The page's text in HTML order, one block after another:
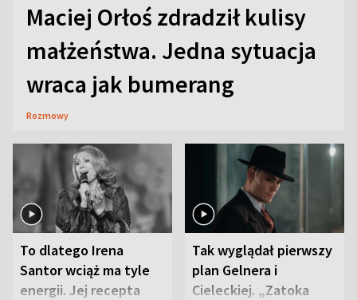
Maciej Orłoś zdradził kulisy
małżeństwa. Jedna sytuacja
wraca jak bumerang
Rozmowy
To dlatego Irena
Santor wciąż ma tyle
energii. Jej recepta
Tak wyglądał pierwszy
plan Gelnera i
Cieleckiej. „Zatoka